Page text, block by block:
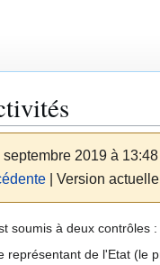
2019 à
| Version
soumis à deux contrôles :
représentant de l'Etat (le